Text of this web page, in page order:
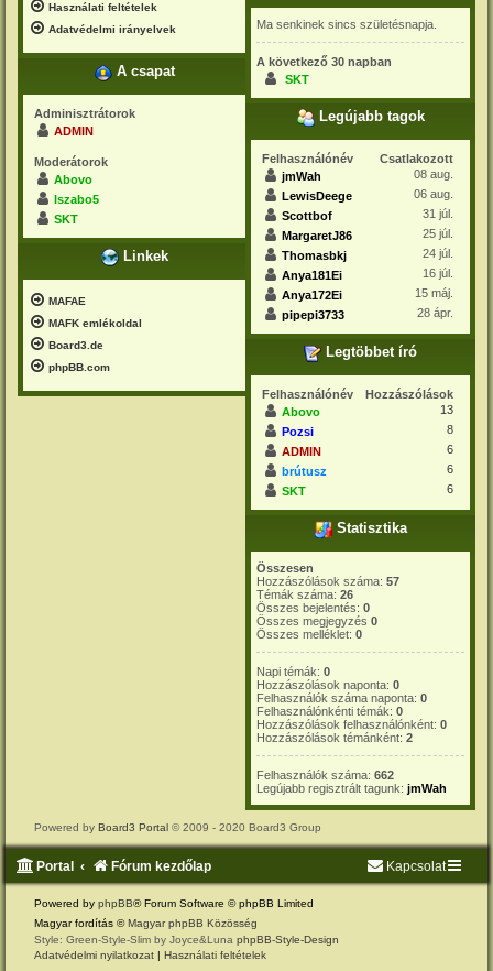
Használati feltételek
Adatvédelmi irányelvek
A csapat
Adminisztrátorok
ADMIN
Moderátorok
Abovo
lszabo5
SKT
Linkek
MAFAE
MAFK emlékoldal
Board3.de
phpBB.com
Ma senkinek sincs születésnapja.
A következő 30 napban
SKT
Legújabb tagok
Felhasználónév
Csatlakozott
jmWah
08 aug.
LewisDeege
06 aug.
Scottbof
31 júl.
MargaretJ86
25 júl.
Thomasbkj
24 júl.
Anya181Ei
16 júl.
Anya172Ei
15 máj.
pipepi3733
28 ápr.
Legtöbbet író
Felhasználónév
Hozzászólások
Abovo
13
Pozsi
8
ADMIN
6
brútusz
6
SKT
6
Statisztika
Összesen
Hozzászólások száma:57
Témák száma:26
Összes bejelentés:0
Összes megjegyzés0
Összes melléklet:0
Napi témák:0
Hozzászólások naponta:0
Felhasználók száma naponta:0
Felhasználónkénti témák:0
Hozzászólások felhasználónként:0
Hozzászólások témánként:2
Felhasználók száma:662
Legújabb regisztrált tagunk:jmWah
Powered by Board3 Portal © 2009 - 2020 Board3 Group
Portal Fórum kezdőlap Kapcsolat
Powered by phpBB® Forum Software © phpBB Limited
Magyar fordítás © Magyar phpBB Közösség
Style: Green-Style-Slim by Joyce&Luna phpBB-Style-Design
Adatvédelmi nyilatkozat
Használati feltételek